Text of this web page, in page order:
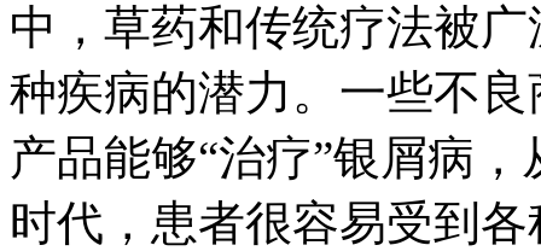
中，草药和传统疗法被
种疾病的潜力。一些不
产品能够“治疗”银屑病
时代，患者很容易受到